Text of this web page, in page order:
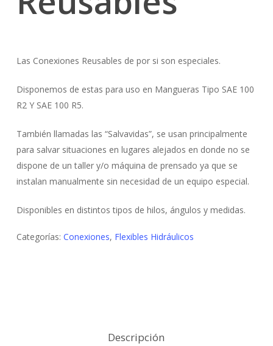
Las Conexiones Reusables de por si son especiales.
Disponemos de estas para uso en Mangueras Tipo SAE 100
R2 Y SAE 100 R5.
También llamadas las “Salvavidas”, se usan principalmente
para salvar situaciones en lugares alejados en donde no se
dispone de un taller y/o máquina de prensado ya que se
instalan manualmente sin necesidad de un equipo especial.
Disponibles en distintos tipos de hilos, ángulos y medidas.
Categorías: Conexiones, Flexibles Hidráulicos
Descripción